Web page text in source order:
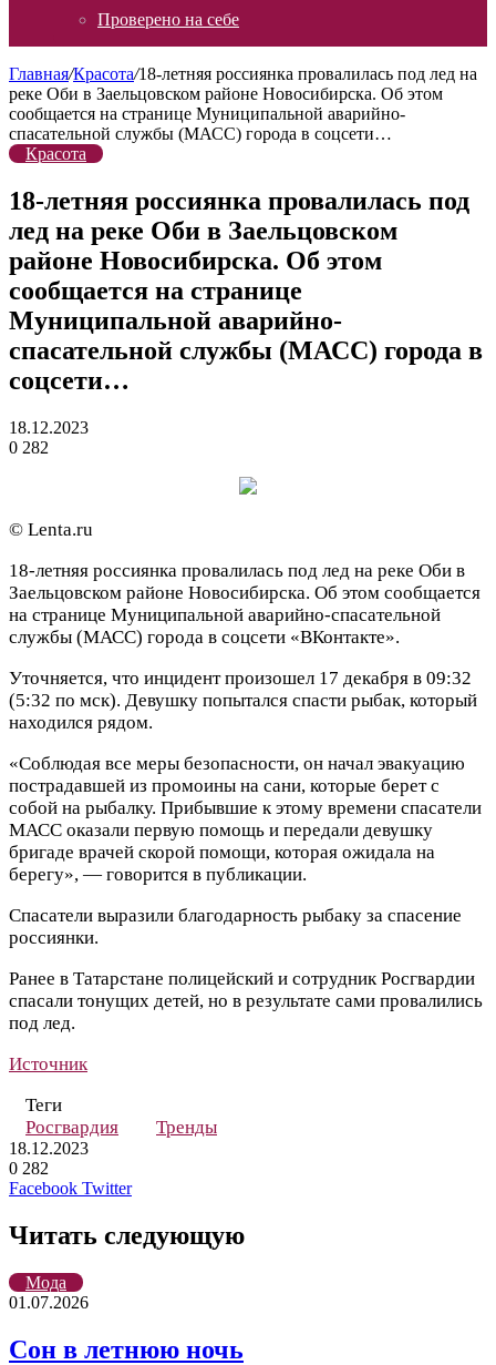
Проверено на себе
Главная/Красота/18-летняя россиянка провалилась под лед на
реке Оби в Заельцовском районе Новосибирска. Об этом
сообщается на странице Муниципальной аварийно-
спасательной службы (МАСС) города в соцсети…
Красота
18-летняя россиянка провалилась под
лед на реке Оби в Заельцовском
районе Новосибирска. Об этом
сообщается на странице
Муниципальной аварийно-
спасательной службы (МАСС) города в
соцсети…
18.12.2023
0 282
© Lenta.ru
18-летняя россиянка провалилась под лед на реке Оби в
Заельцовском районе Новосибирска. Об этом сообщается
на странице Муниципальной аварийно-спасательной
службы (МАСС) города в соцсети «ВКонтакте».
Уточняется, что инцидент произошел 17 декабря в 09:32
(5:32 по мск). Девушку попытался спасти рыбак, который
находился рядом.
«Соблюдая все меры безопасности, он начал эвакуацию
пострадавшей из промоины на сани, которые берет с
собой на рыбалку. Прибывшие к этому времени спасатели
МАСС оказали первую помощь и передали девушку
бригаде врачей скорой помощи, которая ожидала на
берегу», — говорится в публикации.
Спасатели выразили благодарность рыбаку за спасение
россиянки.
Ранее в Татарстане полицейский и сотрудник Росгвардии
спасали тонущих детей, но в результате сами провалились
под лед.
Источник
Теги
Росгвардия
Тренды
18.12.2023
0 282
Facebook TwitterLinkedIn
Tumblr
Reddit
Вконтакте
Одноклассники
Skype
Messenger
Messenger
WhatsApp
Telegram
Viber
Line
Поделиться
почту
Печатать
Читать следующую
Мода
01.07.2026
Сон в летнюю ночь